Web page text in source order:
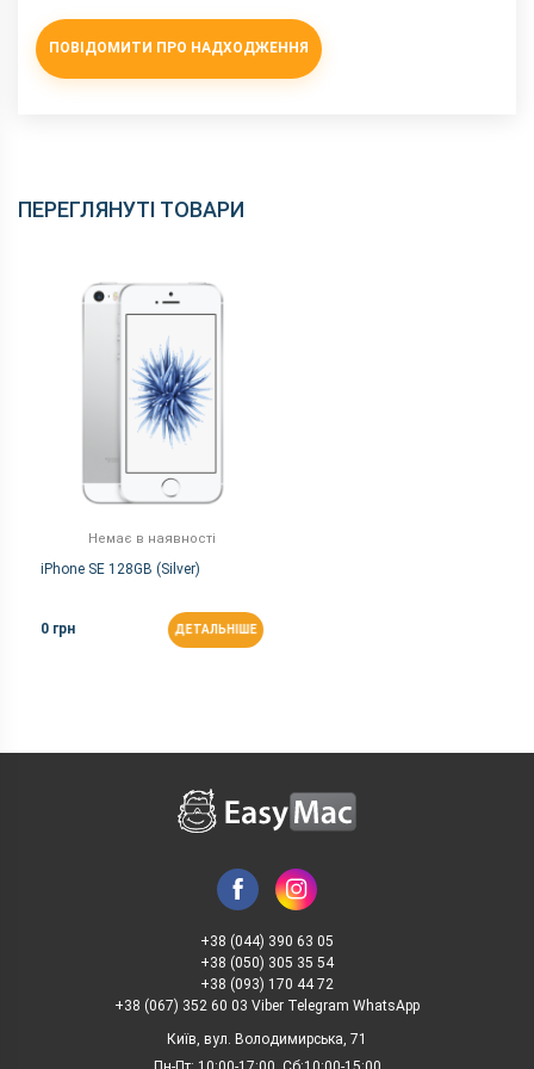
NFC є
Wi-Fi 802.11 a/b/g/n/ас, 2.4 + 5 ГГц
ПОВІДОМИТИ ПРО НАДХОДЖЕННЯ
ПЕРЕГЛЯНУТІ ТОВАРИ
Немає в наявності
iPhone SE 128GB (Silver)
0 грн ДЕТАЛЬНІШЕ
+38 (044) 390 63 05
+38 (050) 305 35 54
+38 (093) 170 44 72
+38 (067) 352 60 03 Viber Telegram WhatsApp
Київ, вул. Володимирська, 71